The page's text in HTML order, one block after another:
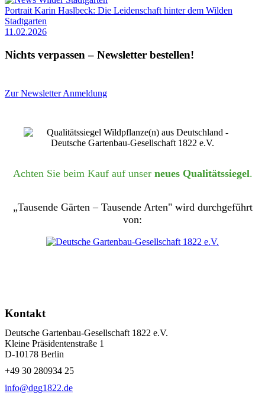
Portrait Karin Haslbeck: Die Leidenschaft hinter dem Wilden
Stadtgarten
11.02.2026
Nichts verpassen – Newsletter bestellen!
Zur Newsletter Anmeldung
Achten Sie beim Kauf auf unser neues Qualitätssiegel.
„Tausende Gärten – Tausende Arten" wird durchgeführt
von:
Kontakt
Deutsche Gartenbau-Gesellschaft 1822 e.V.
Kleine Präsidentenstraße 1
D-10178 Berlin
+49 30 280934 25
info@dgg1822.de